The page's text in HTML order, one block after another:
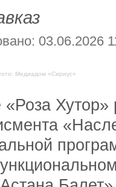
03.06.2026
Медиадом «Сириус»
«Роза